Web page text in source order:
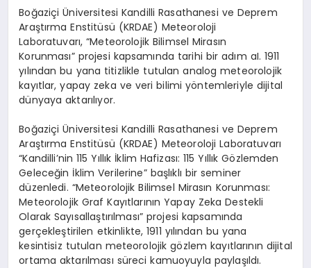
Boğaziçi Üniversitesi Kandilli Rasathanesi ve Deprem
Araştırma Enstitüsü (KRDAE) Meteoroloji
Laboratuvarı, “Meteorolojik Bilimsel Mirasın
Korunması” projesi kapsamında tarihi bir adım aI. 1911
yılından bu yana titizlikle tutulan analog meteorolojik
kayıtlar, yapay zeka ve veri bilimi yöntemleriyle dijital
dünyaya aktarılıyor.
Boğaziçi Üniversitesi Kandilli Rasathanesi ve Deprem
Araştırma Enstitüsü (KRDAE) Meteoroloji Laboratuvarı
“Kandilli’nin 115 Yıllık İklim Hafizası: 115 Yıllık Gözlemden
Geleceğin İklim Verilerine” başlıklı bir seminer
düzenledi. “Meteorolojik Bilimsel Mirasın Korunması:
Meteorolojik Graf Kayıtlarının Yapay Zeka Destekli
Olarak Sayısallaştırılması” projesi kapsamında
gerçekleştirilen etkinlikte, 1911 yılından bu yana
kesintisiz tutulan meteorolojik gözlem kayıtlarının dijital
ortama aktarılması süreci kamuoyuyla paylaşıldı.